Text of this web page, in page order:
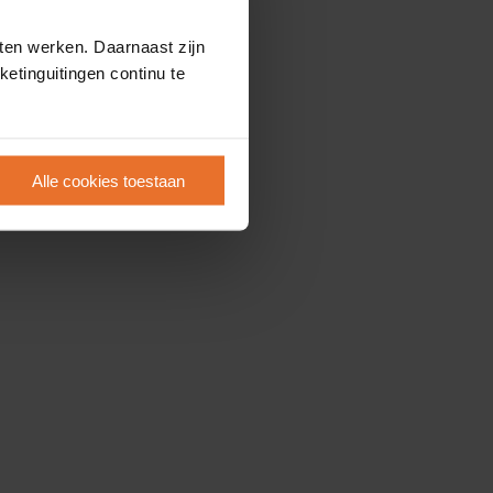
werken. Daarnaast zijn
continu te
Alle cookies toestaan